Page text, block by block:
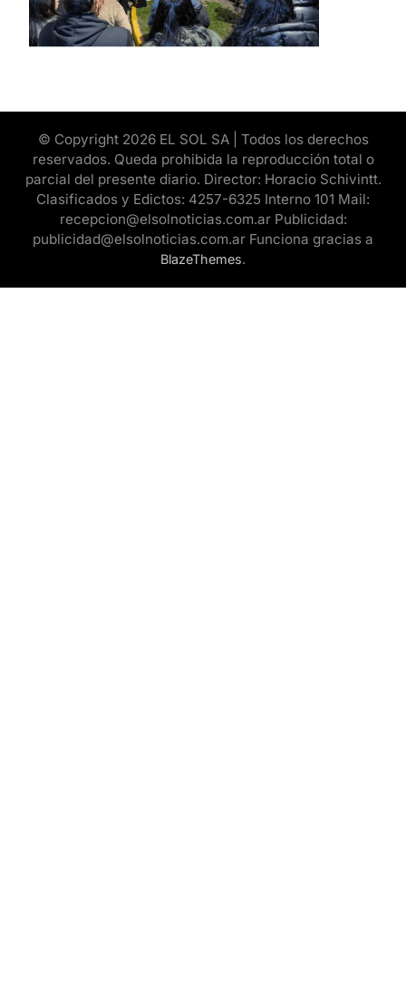
© Copyright 2026 EL SOL SA | Todos los derechos
reservados. Queda prohibida la reproducción total o
parcial del presente diario. Director: Horacio Schivintt.
Clasificados y Edictos: 4257-6325 Interno 101 Mail:
recepcion@elsolnoticias.com.ar Publicidad:
publicidad@elsolnoticias.com.ar Funciona gracias a
BlazeThemes.